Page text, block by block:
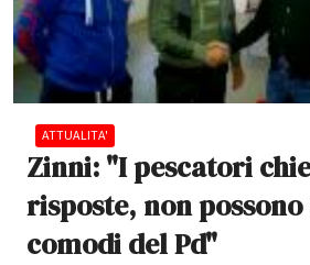
ATTUALITA'
Zinni: "I pescatori
risposte, non
comodi del Pd"